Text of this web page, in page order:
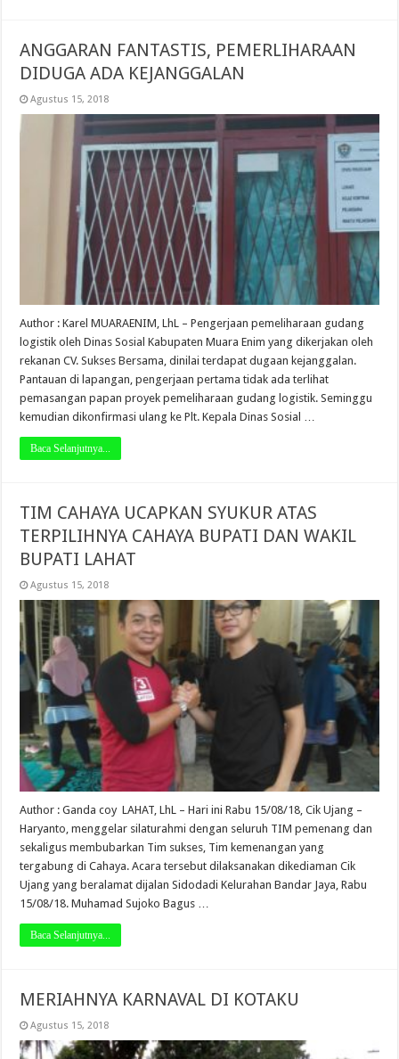
ANGGARAN FANTASTIS, PEMERLIHARAAN
DIDUGA ADA KEJANGGALAN
Agustus 15, 2018
Author : Karel MUARAENIM, LhL – Pengerjaan pemeliharaan gudang
logistik oleh Dinas Sosial Kabupaten Muara Enim yang dikerjakan oleh
rekanan CV. Sukses Bersama, dinilai terdapat dugaan kejanggalan.
Pantauan di lapangan, pengerjaan pertama tidak ada terlihat
pemasangan papan proyek pemeliharaan gudang logistik. Seminggu
kemudian dikonfirmasi ulang ke Plt. Kepala Dinas Sosial …
Baca Selanjutnya...
TIM CAHAYA UCAPKAN SYUKUR ATAS
TERPILIHNYA CAHAYA BUPATI DAN WAKIL
BUPATI LAHAT
Agustus 15, 2018
Author : Ganda coy LAHAT, LhL – Hari ini Rabu 15/08/18, Cik Ujang –
Haryanto, menggelar silaturahmi dengan seluruh TIM pemenang dan
sekaligus membubarkan Tim sukses, Tim kemenangan yang
tergabung di Cahaya. Acara tersebut dilaksanakan dikediaman Cik
Ujang yang beralamat dijalan Sidodadi Kelurahan Bandar Jaya, Rabu
15/08/18. Muhamad Sujoko Bagus …
Baca Selanjutnya...
MERIAHNYA KARNAVAL DI KOTAKU
Agustus 15, 2018